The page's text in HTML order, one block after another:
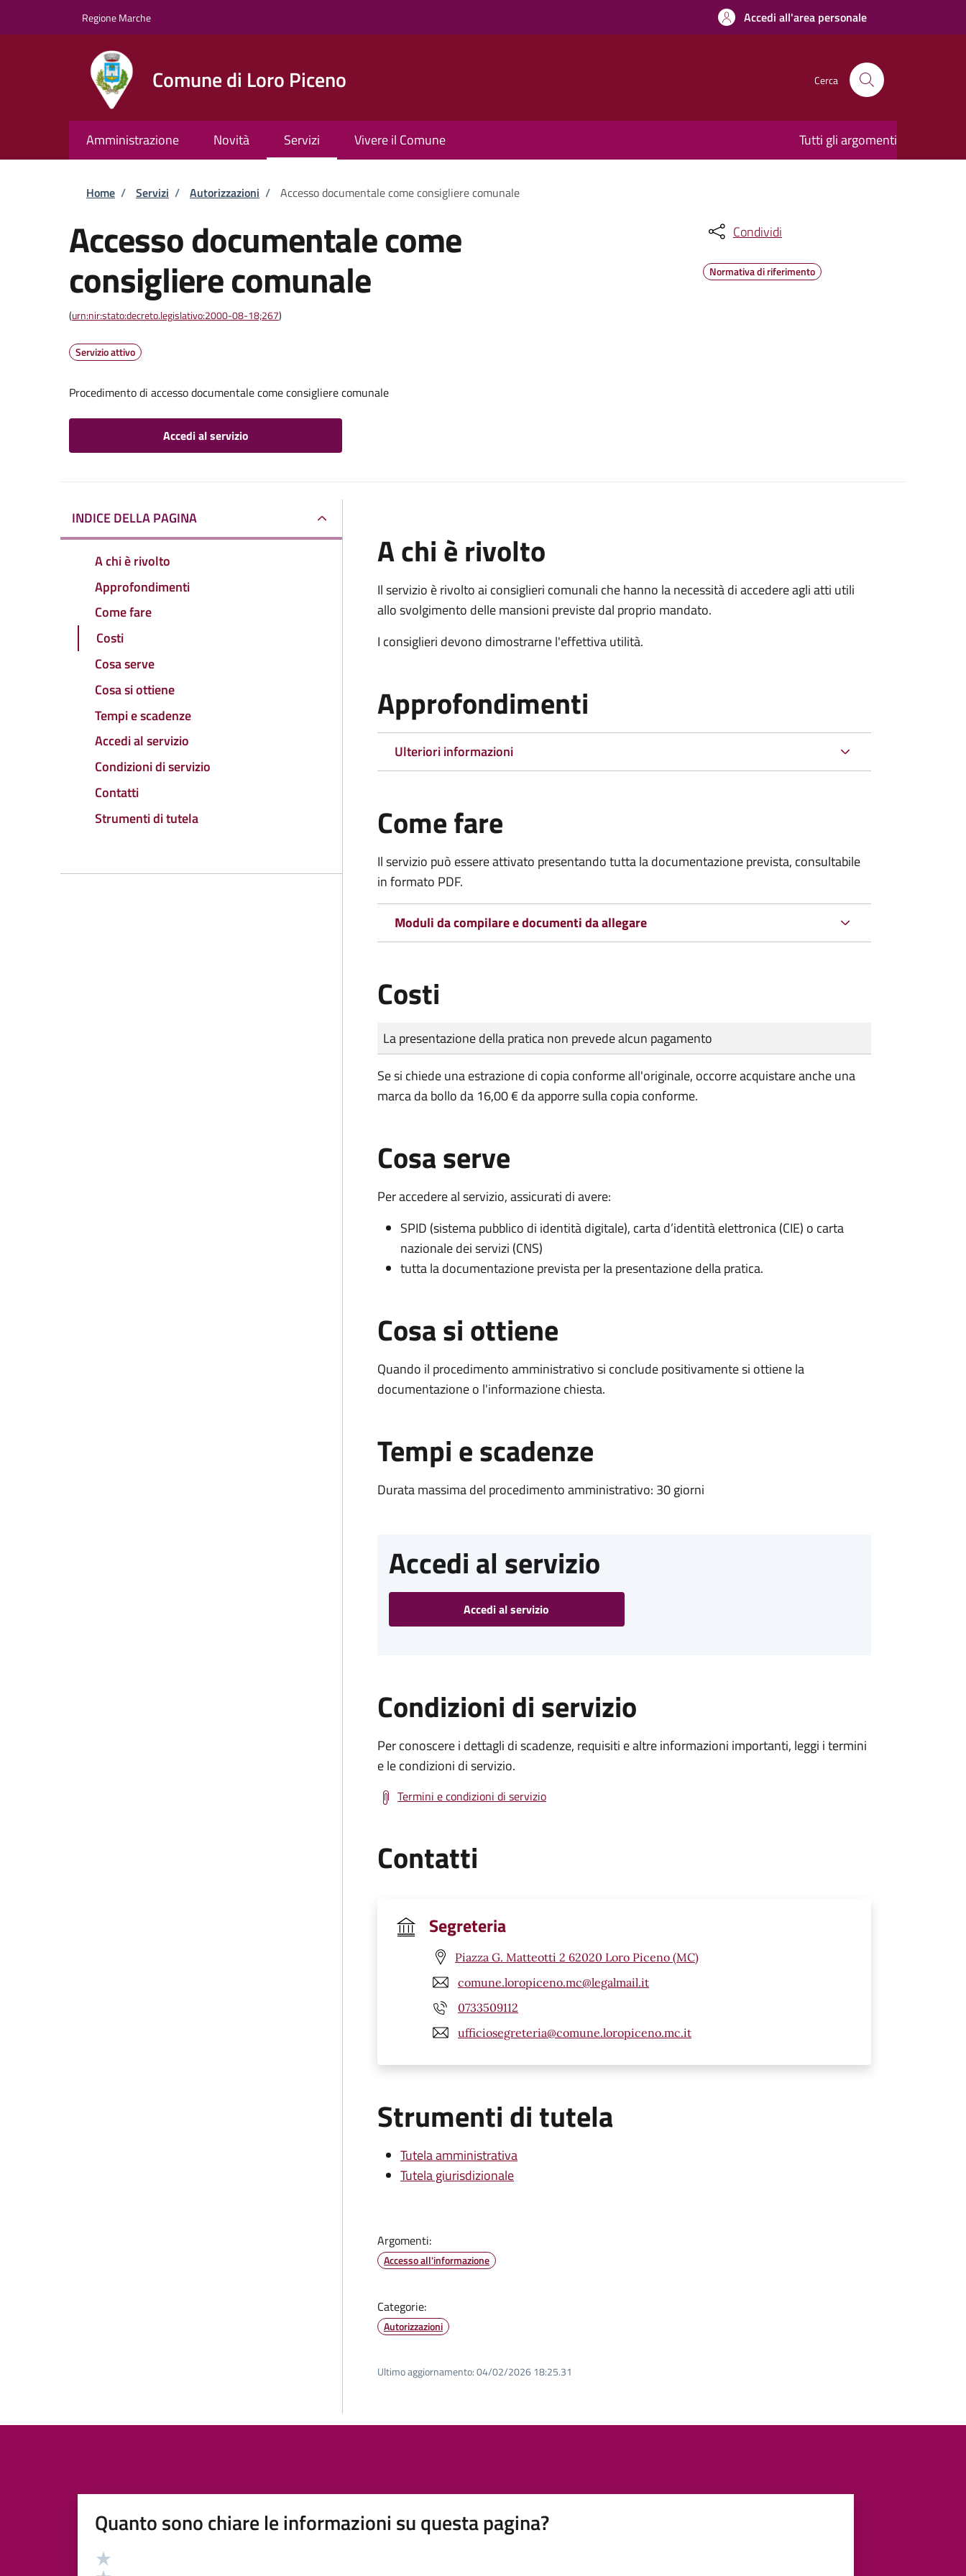
Regione Marche Accedi all'area personale
Comune di Loro Piceno Cerca
Amministrazione Novità Servizi Vivere il Comune Tutti gli argomenti
Briciole di pane
Home / Servizi / Autorizzazioni / Accesso documentale come consigliere comunale
Accesso documentale come
consigliere comunale
(urn:nir:stato:decreto.legislativo:2000-08-18;267)
Servizio attivo
Procedimento di accesso documentale come consigliere comunale
Accedi al servizio
Condividi
Normativa di riferimento
INDICE DELLA PAGINA
A chi è rivolto
Approfondimenti
Come fare
Costi
Cosa serve
Cosa si ottiene
Tempi e scadenze
Accedi al servizio
Condizioni di servizio
Contatti
Strumenti di tutela
A chi è rivolto
Il servizio è rivolto ai consiglieri comunali che hanno la necessità di accedere agli atti utili
allo svolgimento delle mansioni previste dal proprio mandato.
I consiglieri devono dimostrarne l'effettiva utilità.
Approfondimenti
Ulteriori informazioni
Come fare
Il servizio può essere attivato presentando tutta la documentazione prevista, consultabile
in formato PDF.
Moduli da compilare e documenti da allegare
Costi
Tipo di pagamento
Importo
La presentazione della pratica non prevede alcun pagamento
Se si chiede una estrazione di copia conforme all'originale, occorre acquistare anche una
marca da bollo da 16,00 € da apporre sulla copia conforme.
Cosa serve
Per accedere al servizio, assicurati di avere:
SPID (sistema pubblico di identità digitale), carta d’identità elettronica (CIE) o carta
nazionale dei servizi (CNS)
tutta la documentazione prevista per la presentazione della pratica.
Cosa si ottiene
Quando il procedimento amministrativo si conclude positivamente si ottiene la
documentazione o l'informazione chiesta.
Tempi e scadenze
Durata massima del procedimento amministrativo: 30 giorni
Accedi al servizio
Accedi al servizio
Condizioni di servizio
Per conoscere i dettagli di scadenze, requisiti e altre informazioni importanti, leggi i termini
e le condizioni di servizio.
Termini e condizioni di servizio
Contatti
Segreteria
Piazza G. Matteotti 2 62020 Loro Piceno (MC)
comune.loropiceno.mc@legalmail.it
0733509112
ufficiosegreteria@comune.loropiceno.mc.it
Strumenti di tutela
Tutela amministrativa
Tutela giurisdizionale
Argomenti:
Accesso all'informazione
Categorie:
Autorizzazioni
Ultimo aggiornamento:04/02/2026 18:25.31
Quanto sono chiare le informazioni su questa pagina?
Valutazione